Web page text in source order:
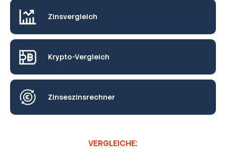
Zinsvergleich
Krypto-Vergleich
Zinseszinsrechner
VERGLEICHE: